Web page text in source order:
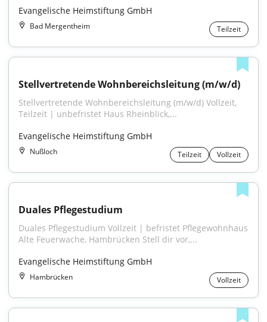
Evangelische Heimstiftung GmbH
Bad Mergentheim Teilzeit
Stellvertretende Wohnbereichsleitung (m/w/d)
Stellvertretende Wohnbereichsleitung (m/w/d) Vollzeit,
Teilzeit | unbefristet Haus Rheinblick,...
Evangelische Heimstiftung GmbH
Nußloch Teilzeit Vollzeit
Duales Pflegestudium
Duales Pflegestudium Vollzeit | befristet Pflegewohnhaus
Alte Feuerwache, Hambrücken Stell dir vor,...
Evangelische Heimstiftung GmbH
Hambrücken Vollzeit